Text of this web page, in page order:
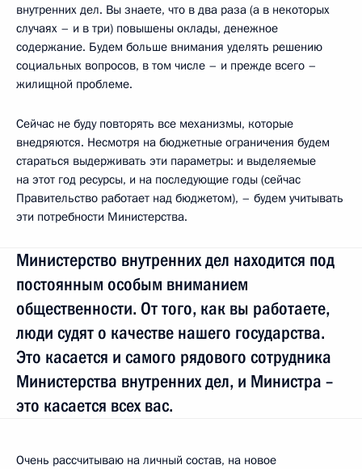
внутренних дел. Вы знаете, что в два раза (а в некоторых
случаях – и в три) повышены оклады, денежное
содержание. Будем больше внимания уделять решению
социальных вопросов, в том числе – и прежде всего –
жилищной проблеме.
Сейчас не буду повторять все механизмы, которые
внедряются. Несмотря на бюджетные ограничения будем
стараться выдерживать эти параметры: и выделяемые
на этот год ресурсы, и на последующие годы (сейчас
Правительство работает над бюджетом), – будем учитывать
эти потребности Министерства.
Министерство внутренних дел находится под
постоянным особым вниманием
общественности. От того, как вы работаете,
люди судят о качестве нашего государства.
Это касается и самого рядового сотрудника
Министерства внутренних дел, и Министра –
это касается всех вас.
Очень рассчитываю на личный состав, на новое